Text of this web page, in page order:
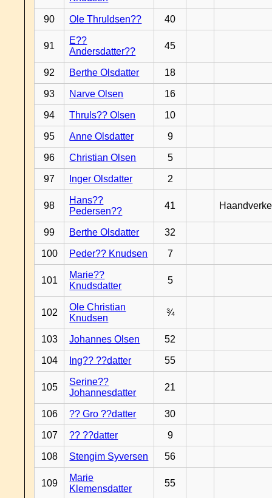
90 Ole Thruldsen?? 40
91
E??
Andersdatter??
45
92 Berthe Olsdatter 18
93 Narve Olsen 16
94 Thruls?? Olsen 10
95 Anne Olsdatter 9
96 Christian Olsen 5
97 Inger Olsdatter 2
98
Hans??
Pedersen??
41
99 Berthe Olsdatter 32
100 Peder?? Knudsen 7
101
Marie??
Knudsdatter
5
102
Ole Christian
Knudsen
¾
103 Johannes Olsen 52
104 Ing?? ??datter 55
105
Serine??
Johannesdatter
21
106 ?? Gro ??datter 30
107 ?? ??datter 9
108 Stengim Syversen 56
109
Marie
Klemensdatter
55